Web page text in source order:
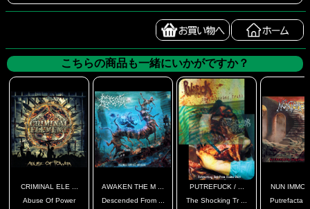
こちらの商品も一緒にいかがですか？
CRIMINAL ELE ...
Abuse Of Power
AWAKEN THE M ...
Descended From ...
PUTREFUCK / ...
The Shocking Tr ...
NUN
Putrefacta